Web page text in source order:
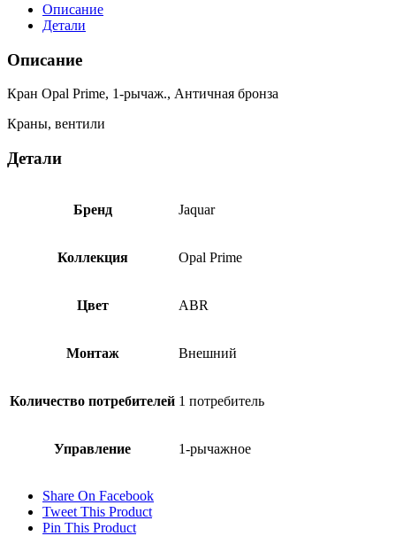
рычаж.,
Античная
бронза
OPP-
15037PM
Описание
Детали
Описание
Кран Opal Prime, 1-рычаж., Античная бронза
Краны, вентили
Детали
Бренд Jaquar
Коллекция Opal Prime
Цвет ABR
Монтаж Внешний
Количество потребителей 1 потребитель
Управление 1-рычажное
Share On Facebook
Tweet This Product
Pin This Product